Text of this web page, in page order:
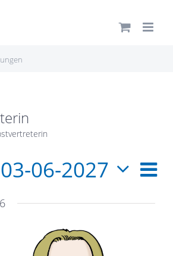
Liste
03-06-2027